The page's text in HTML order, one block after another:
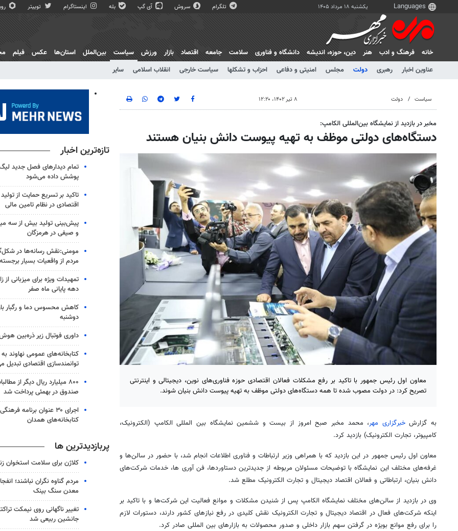
یکشنبه ۱۸ مرداد ۱۴۰۵ تلگرام سروش آی گپ بله اینستاگرام توییتر
خانه فرهنگ و ادب هنر دين، حوزه، انديشه دانشگاه و فناوری سلامت جامعه اقتصاد بازار ورزش
سیاست
عناوین اخبار
رهبری دولت مجلس امنیتی و دفاعی احزاب و تشکلها سیاست خارجی انقلاب اسلامی سایر
بین‌الملل استان‌ها عکس فیلم
سیاست دولت ۸ تیر ۱۴۰۲، ۱۲:۲۰
مخبر در بازدید از نمایشگاه بین‌المللی الکامپ:
دستگاه‌های دولتی موظف به تهیه پیوست دانش بنیان هستند
معاون اول رئیس جمهور با تاکید بر رفع مشکلات فعالان اقتصادی حوزه فناوری‌های نوین، دیجیتالی و اینترنتی
تصریح کرد: در دولت مصوب شده تا همه دستگاه‌های دولتی موظف به تهیه پیوست دانش بنیان شوند.
به گزارشخبرگزاری مهر، محمد مخبر صبح امروز از بیست و ششمین نمایشگاه بین المللی الکامپ (الکترونیک،
کامپیوتر، تجارت الکترونیک) بازدید کرد.
معاون اول رئیس جمهور در این بازدید که با همراهی وزیر ارتباطات و فناوری اطلاعات انجام شد، با حضور در سالن‌ها و
غرفه‌های مختلف این نمایشگاه با توضیحات مسئولان مربوطه از جدیدترین دستاوردها، فن آوری ها، خدمات شرکت‌های
دانش بنیان، ارتباطاتی و فعالان اقتصاد دیجیتال و تجارت الکترونیک مطلع شد.
وی در بازدید از سالن‌های مختلف نمایشگاه الکامپ پس از شنیدن مشکلات و موانع فعالیت این شرکت‌ها و با تاکید بر
اینکه شرکت‌های فعال در اقتصاد دیجیتال و تجارت الکترونیک نقش کلیدی در رفع نیازهای کشور دارند، دستورات لازم
را برای رفع موانع بویژه در گرفتن سهم بازار داخلی و صدور محصولات به بازارهای بین المللی صادر کرد.
تازه‌ترین اخبار
پوشش داده می‌شود
تاکید بر تسریع حمایت از
اقتصادی در نظام تامین مالی
پیش‌بینی تولید بیش از سه
و صیفی در هرمزگان
مومنی:نقش رسانه‌ها در
مردم از واقعیات بسیار
تمهیدات ویژه برای میزبانی از
دهه پایانی ماه صفر
کاهش محسوس دما و رگبار
دوشنبه
داوری فوتبال زیر ذره‌بین
کتابخانه‌های عمومی نهاوند
توانمندسازی اقتصادی تبدیل
۸۰۰ میلیارد ریال دیگر از
صندوق در بهمئی پرداخت شد
اجرای ۳۰ عنوان برنامه
کتابخانه‎‌های همدان
پربازدیدترین ها
کلاژن برای سلامت استخوان
مردم گناوه نگران نباشند؛
معدن سنگ بینک
تغییر ناگهانی روی نیمکت
جانشین ربیعی شد